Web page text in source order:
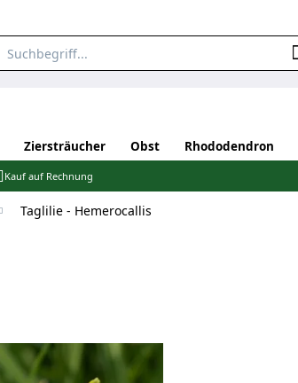
Ziersträucher Obst Rhododendron
Kauf auf Rechnung
Taglilie - Hemerocallis